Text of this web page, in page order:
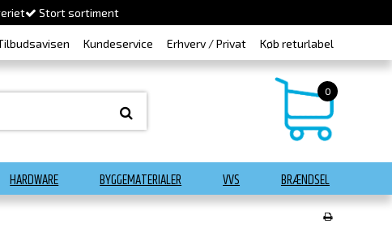
Stort sortiment
Kundeservice Erhverv / Privat Køb returlabel
0
HARDWARE BYGGEMATERIALER VVS BRÆNDSEL